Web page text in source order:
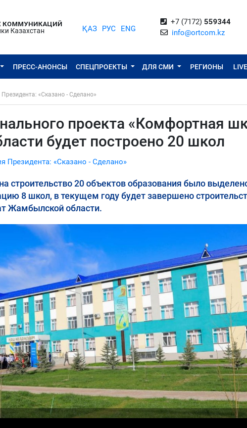
КОММУНИКАЦИЙ
Казахстан
ҚАЗ РУС ENG
+7 (7172) 559344
info@ortcom.kz
ПРЕСС-АНОНСЫ СПЕЦПРОЕКТЫ ДЛЯ СМИ РЕГИОНЫ LIVE
«Сказано - Сделано»
проекта «Комфортная
будет построено 20 школ
Президента: «Сказано - Сделано»
строительство 20 объектов образования было
8 школ, в текущем году будет завершено
Жамбылской области.